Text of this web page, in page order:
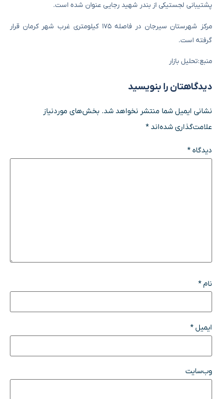
پشتیبانی لجستیکی از بندر شهید رجایی عنوان شده است.
مرکز شهرستان سیرجان در فاصله ۱۷۵ کیلومتری غرب شهر کرمان قرار
گرفته است.
منبع:تحلیل بازار
دیدگاهتان را بنویسید
نشانی ایمیل شما منتشر نخواهد شد. بخش‌های موردنیاز
علامت‌گذاری شده‌اند*
دیدگاه*
نام*
ایمیل*
وب‌سایت